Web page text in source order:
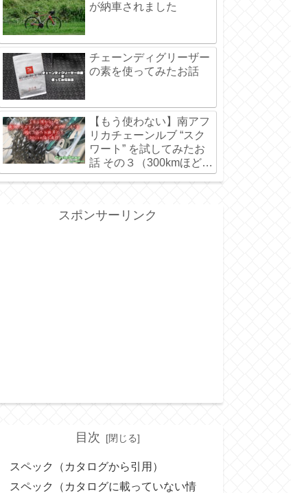
が納車されました
チェーンディグリーザー
の素を使ってみたお話
【もう使わない】南アフ
リカチェーンルブ “スク
ワート” を試してみたお
話 その３（300kmほど走
行）
スポンサーリンク
目次
スペック（カタログから引用）
スペック（カタログに載っていない情